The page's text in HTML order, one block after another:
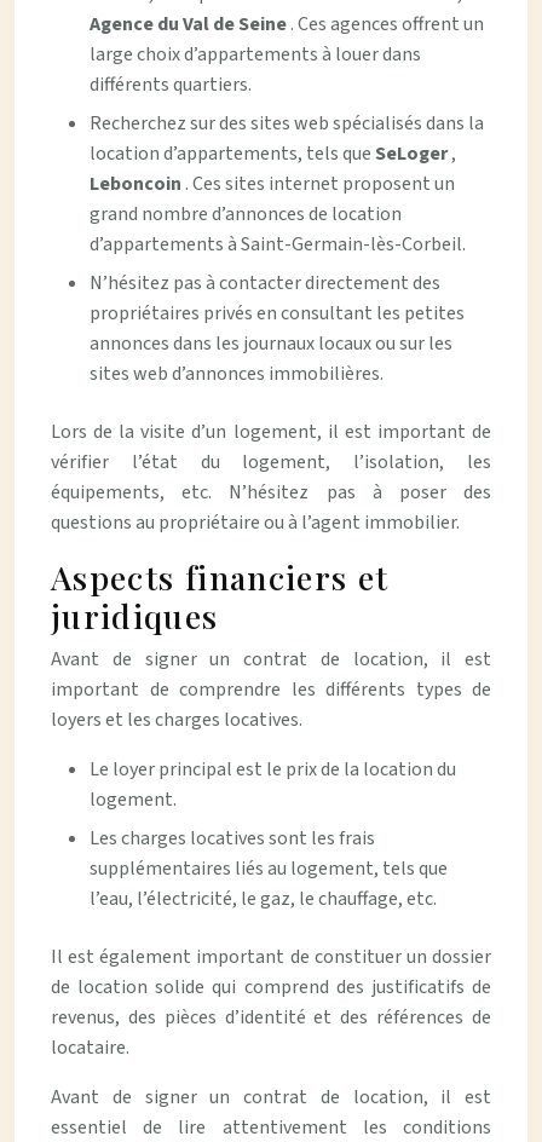
Agence du Val de Seine. Ces agences offrent un
large choix d’appartements à louer dans
différents quartiers.
Recherchez sur des sites web spécialisés dans la
location d’appartements, tels queSeLoger,
Leboncoin . Ces sites internet proposent un
grand nombre d’annonces de location
d’appartements à Saint-Germain-lès-Corbeil.
N’hésitez pas à contacter directement des
propriétaires privés en consultant les petites
annonces dans les journaux locaux ou sur les
sites web d’annonces immobilières.
Lors de la visite d’un logement, il est important de
vérifier l’état du logement, l’isolation, les
équipements, etc. N’hésitez pas à poser des
questions au propriétaire ou à l’agent immobilier.
Aspects financiers et
juridiques
Avant de signer un contrat de location, il est
important de comprendre les différents types de
loyers et les charges locatives.
Le loyer principal est le prix de la location du
logement.
Les charges locatives sont les frais
supplémentaires liés au logement, tels que
l’eau, l’électricité, le gaz, le chauffage, etc.
Il est également important de constituer un dossier
de location solide qui comprend des justificatifs de
revenus, des pièces d’identité et des références de
locataire.
Avant de signer un contrat de location, il est
essentiel de lire attentivement les conditions